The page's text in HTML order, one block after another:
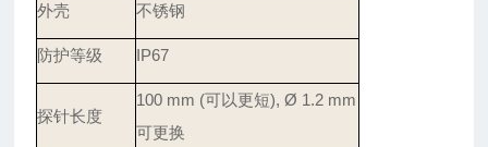
外壳 不锈钢
防护等级 IP67
探针长度
100 mm (可以更短), Ø 1.2 mm
可更换